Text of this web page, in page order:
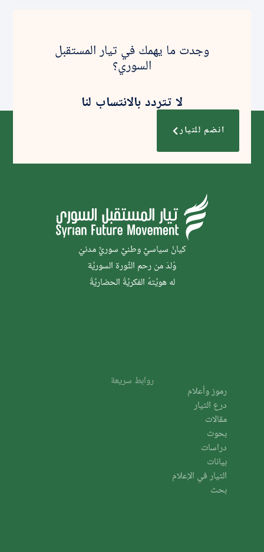
وجدت ما يهمك في تيار المستقبل
السوري؟
لا تتردد بالانتساب لنا
انضم للتيار
كيانٌ سياسيٌّ وطنيٌّ سوريٌّ مدنيّ
وُلدَ من رحم الثَّورة السوريَّة
له هويَّتهُ الفكريَّةُ الحضاريَّةُ
روابط سريعة
رموز وأعلام
درع التيار
مقالات
بحوث
دراسات
بيانات
التيار في الإعلام
بحث